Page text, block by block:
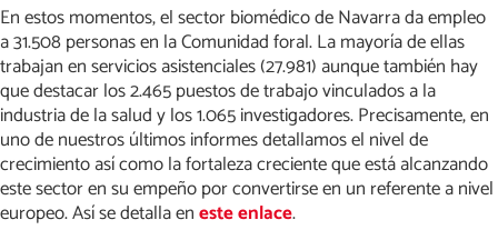
En estos momentos, el sector biomédico de Navarra da empleo
a 31.508 personas en la Comunidad foral. La mayoría de ellas
trabajan en servicios asistenciales (27.981) aunque también hay
que destacar los 2.465 puestos de trabajo vinculados a la
industria de la salud y los 1.065 investigadores. Precisamente, en
uno de nuestros últimos informes detallamos el nivel de
crecimiento así como la fortaleza creciente que está alcanzando
este sector en su empeño por convertirse en un referente a nivel
europeo. Así se detalla eneste enlace.